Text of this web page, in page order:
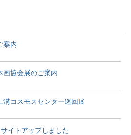
案内
画協会展のご案内
溝コスモスセンター巡回展
イトアップしました